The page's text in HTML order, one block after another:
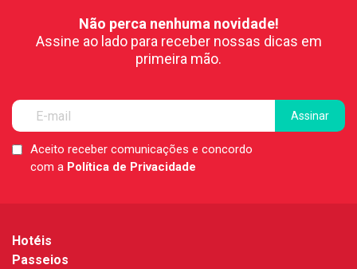
Não perca nenhuma novidade!
Assine ao lado para receber nossas dicas em
primeira mão.
LGPDAceito receber comunicações e concordo
com a Política de Privacidade
Hotéis
Passeios